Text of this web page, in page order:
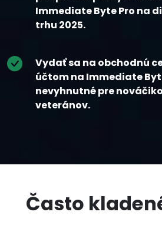
Immediate Byte Pro na
trhu 2025.
Vydať sa na obchodnú
účtom na Immediate
nevyhnutné pre
veteránov.
Často